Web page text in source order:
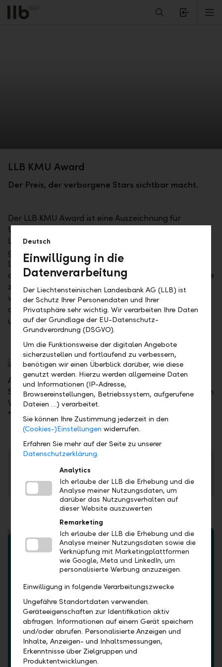
Alerts.Headline
LLB KMU Award
Der Preis, der verborgene Stars sichtbar macht.
Der LLB KMU Award ist eine Auszeichnung für
Unternehmen, die als Vorreiter die Zukunft
Liechtensteins mitgestalten. Die LLB ehrt damit,
gemeinsam mit der Wirtschaftskammer
Liechtenstein, kleine und mittelgrosse Unternehmen,
die besondere Wege wagen, um exzellente Ergebnisse
zu erzielen. Fest verankert in der Region und
verbunden mit Menschen und Mitarbeitern, stehen
diese verborgenen Stars für wirtschaftlichen Erfolg
und verantwortungsvolles Handeln.
Am LLB KMU Award können alle Unternehmen mit
Sitz in Liechtenstein teilnehmen. Prämiert wird in den
Wettbewerbsklassen "KMU des Jahres" und
"Newcomer des Jahres".
Das "KMU des Jahres" erhält ein Preisgeld von CHF
15'000, der "Newcomer des Jahres" profitiert von einem
bedürfnisorientiertem Coaching.
KMU des Jahres
Deutsch
Einwilligung in die
Datenverarbeitung
Der Liechtensteinischen Landesbank AG (LLB) ist
der Schutz Ihrer Personendaten und Ihrer
Privatsphäre sehr wichtig. Wir verarbeiten Ihre Daten
auf der Grundlage der EU-Datenschutz-
Grundverordnung (DSGVO).
Um die Funktionsweise der digitalen Angebote
sicherzustellen und fortlaufend zu verbessern,
benötigen wir einen Überblick darüber, wie diese
genutzt werden. Hierzu werden allgemeine Daten
und Informationen (IP-Adresse,
Browsereinstellungen, Betriebssystem, aufgerufene
Dateien …) verarbeitet.
Sie können Ihre Zustimmung jederzeit in den
(Cookies-)Einstellungen widerrufen.
Erfahren Sie mehr auf der Seite zu unserer
Datenschutzerklärung.
Analytics
Ich erlaube der LLB die Erhebung und die
Analyse meiner Nutzungsdaten, um
darüber das Nutzungsverhalten auf
dieser Website auszuwerten
Remarketing
Ich erlaube der LLB die Erhebung und die
Analyse meiner Nutzungsdaten sowie die
Verknüpfung mit Marketingplattformen
wie Google, Meta und LinkedIn, um
personalisierte Werbung anzuzeigen.
Einwilligung in folgende Verarbeitungszwecke
Ungefähre Standortdaten verwenden.
Geräteeigenschaften zur Identifikation aktiv
abfragen. Informationen auf einem Gerät speichern
und/oder abrufen. Personalisierte Anzeigen und
Inhalte, Anzeigen- und Inhaltsmessungen,
Erkenntnisse über Zielgruppen und
Produktentwicklungen.